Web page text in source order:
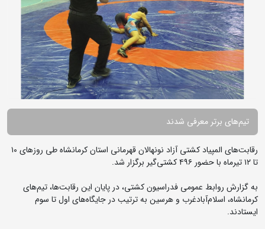
تیم‌های برتر معرفی شدند
رقابت‌های المپیاد کشتی آزاد نونهالان قهرمانی استان کرمانشاه طی روزهای ۱۰
تا ۱۲ تیرماه با حضور ۴۹۶ کشتی‌گیر برگزار شد.
به گزارش روابط عمومی فدراسیون کشتی، در پایان این رقابت‌ها، تیم‌های
کرمانشاه، اسلام‌آبادغرب و هرسین به ترتیب در جایگاه‌های اول تا سوم
ایستادند.